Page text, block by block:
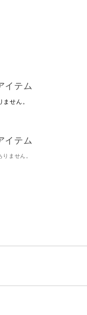
イテム
せん。
イテム
ません。